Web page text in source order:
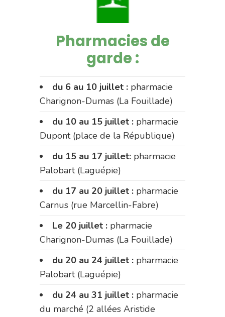
Pharmacies de
garde :
du 6 au 10 juillet : pharmacie
Charignon-Dumas (La Fouillade)
du 10 au 15 juillet : pharmacie
Dupont (place de la République)
du 15 au 17 juillet: pharmacie
Palobart (Laguépie)
du 17 au 20 juillet : pharmacie
Carnus (rue Marcellin-Fabre)
Le 20 juillet : pharmacie
Charignon-Dumas (La Fouillade)
du 20 au 24 juillet : pharmacie
Palobart (Laguépie)
du 24 au 31 juillet : pharmacie
du marché (2 allées Aristide